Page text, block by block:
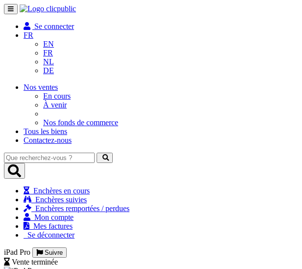
Toggle
navigation
Se connecter
FR
EN
FR
NL
DE
Nos ventes
En cours
À venir
Nos fonds de commerce
Tous les biens
Contactez-nous
Que
recherchez-
vous
Enchères en cours
Enchères suivies
Enchères remportées / perdues
Mon compte
Mes factures
Se déconnecter
iPad Pro Suivre
Vente terminée